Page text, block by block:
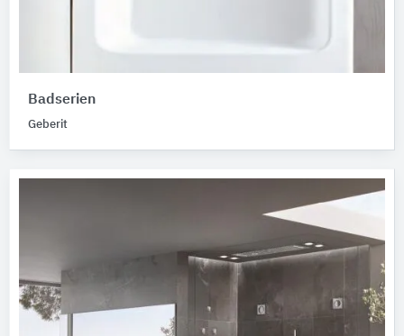
Badserien
Geberit